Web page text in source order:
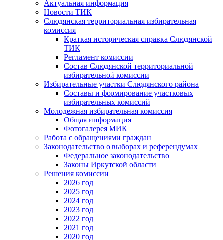
Актуальная информация
Новости ТИК
Слюдянская территориальная избирательная
комиссия
Краткая историческая справка Слюдянской
ТИК
Регламент комиссии
Состав Слюдянской территориальной
избирательной комиссии
Избирательные участки Слюдянского района
Составы и формирование участковых
избирательных комиссий
Молодежная избирательная комиссия
Общая информация
Фотогалерея МИК
Работа с обращениями граждан
Законодательство о выборах и референдумах
Федеральное законодательство
Законы Иркутской области
Решения комиссии
2026 год
2025 год
2024 год
2023 год
2022 год
2021 год
2020 год